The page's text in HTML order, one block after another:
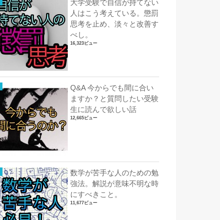
大学受験で自信が持てない
人はこう考えている。懲罰
思考を止め、淡々と改善す
べし。
16,323ビュー
Q&A 今からでも間に合い
ますか？と質問したい受験
生に読んで欲しい話
12,665ビュー
数学が苦手な人のための勉
強法。解説が意味不明な時
にすべきこと。
11,677ビュー